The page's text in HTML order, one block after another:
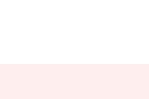
期としてよくある状態で、生
だ苦手なため、お腹がいっぱ
方ないと思いますよ。